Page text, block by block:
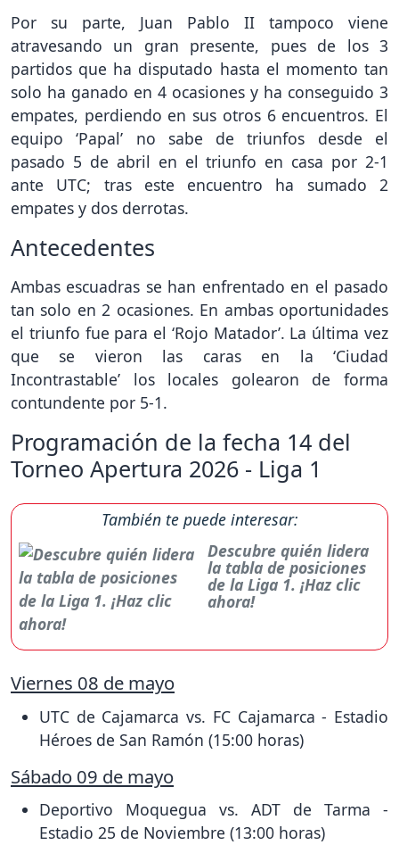
Por su parte, Juan Pablo II tampoco viene
atravesando un gran presente, pues de los 3
partidos que ha disputado hasta el momento tan
solo ha ganado en 4 ocasiones y ha conseguido 3
empates, perdiendo en sus otros 6 encuentros. El
equipo ‘Papal’ no sabe de triunfos desde el
pasado 5 de abril en el triunfo en casa por 2-1
ante UTC; tras este encuentro ha sumado 2
empates y dos derrotas.
Antecedentes
Ambas escuadras se han enfrentado en el pasado
tan solo en 2 ocasiones. En ambas oportunidades
el triunfo fue para el ‘Rojo Matador’. La última vez
que se vieron las caras en la ‘Ciudad
Incontrastable’ los locales golearon de forma
contundente por 5-1.
Programación de la fecha 14 del
Torneo Apertura 2026 - Liga 1
También te puede interesar:
Descubre quién lidera
la tabla de posiciones
de la Liga 1. ¡Haz clic
ahora!
Viernes 08 de mayo
UTC de Cajamarca vs. FC Cajamarca - Estadio
Héroes de San Ramón (15:00 horas)
Sábado 09 de mayo
Deportivo Moquegua vs. ADT de Tarma -
Estadio 25 de Noviembre (13:00 horas)